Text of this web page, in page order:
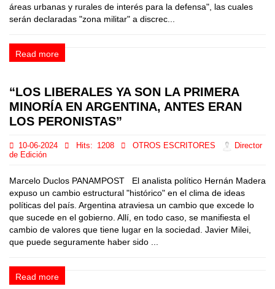
áreas urbanas y rurales de interés para la defensa", las cuales
serán declaradas "zona militar" a discrec...
Read more
“LOS LIBERALES YA SON LA PRIMERA
MINORÍA EN ARGENTINA, ANTES ERAN
LOS PERONISTAS”
10-06-2024 Hits: 1208 OTROS ESCRITORES
Director
de Edición
Marcelo Duclos PANAMPOST El analista político Hernán Madera
expuso un cambio estructural "histórico" en el clima de ideas
políticas del país. Argentina atraviesa un cambio que excede lo
que sucede en el gobierno. Allí, en todo caso, se manifiesta el
cambio de valores que tiene lugar en la sociedad. Javier Milei,
que puede seguramente haber sido ...
Read more